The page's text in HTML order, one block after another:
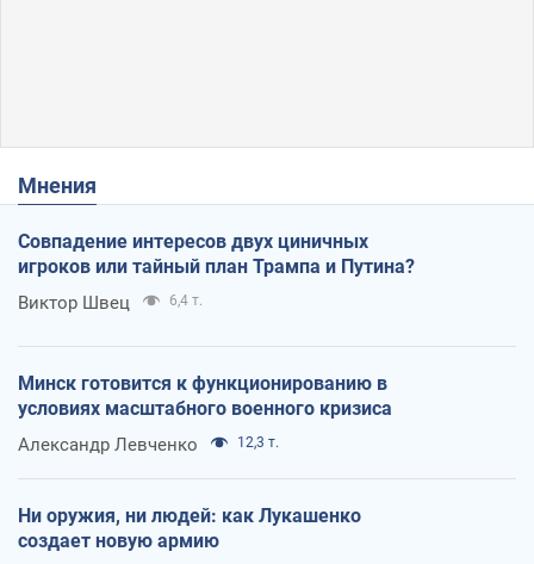
Мнения
Совпадение интересов двух циничных
игроков или тайный план Трампа и Путина?
Виктор Швец 6,4 т.
Минск готовится к функционированию в
условиях масштабного военного кризиса
Александр Левченко 12,3 т.
Ни оружия, ни людей: как Лукашенко
создает новую армию